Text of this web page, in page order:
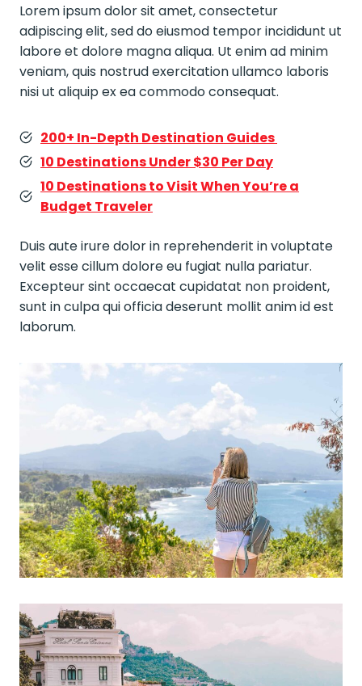
Lorem ipsum dolor sit amet, consectetur
adipiscing elit, sed do eiusmod tempor incididunt ut
labore et dolore magna aliqua. Ut enim ad minim
veniam, quis nostrud exercitation ullamco laboris
nisi ut aliquip ex ea commodo consequat.
200+ In-Depth Destination Guides
10 Destinations Under $30 Per Day
10 Destinations to Visit When You’re a
Budget Traveler
Duis aute irure dolor in reprehenderit in voluptate
velit esse cillum dolore eu fugiat nulla pariatur.
Excepteur sint occaecat cupidatat non proident,
sunt in culpa qui officia deserunt mollit anim id est
laborum.